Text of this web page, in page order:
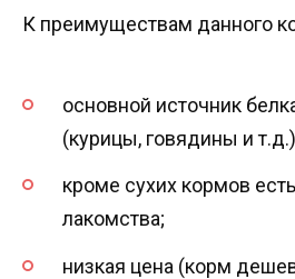
К преимуществам данного
основной источник
(курицы, говядины и
кроме сухих кормов
лакомства;
низкая цена (корм